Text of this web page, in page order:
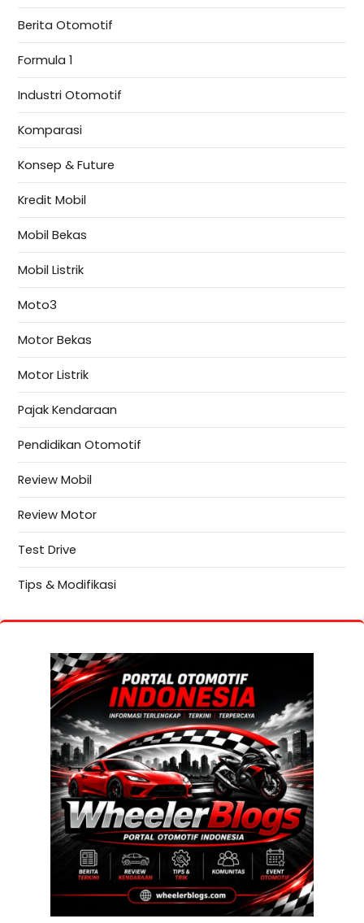
Berita Otomotif
Formula 1
Industri Otomotif
Komparasi
Konsep & Future
Kredit Mobil
Mobil Bekas
Mobil Listrik
Moto3
Motor Bekas
Motor Listrik
Pajak Kendaraan
Pendidikan Otomotif
Review Mobil
Review Motor
Test Drive
Tips & Modifikasi